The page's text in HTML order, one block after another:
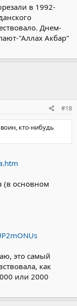
и
принадлежат
представителей
районах
наших
в основном в
К этому тейпу
проживания –
в 1992-
Днем-
"Аллах Акбар"
#18
кто-нибудь
(в основном
это самый
как
или 2000